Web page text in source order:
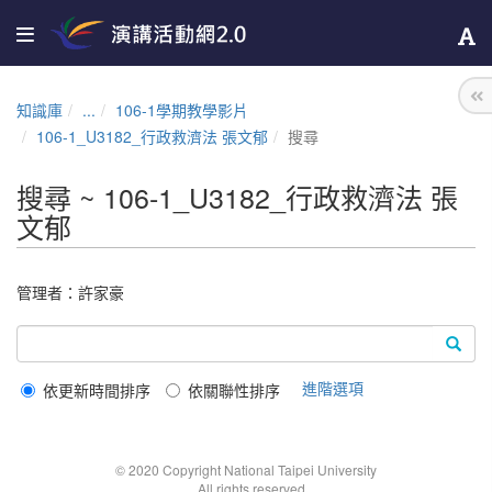
知識庫 ...
106-1學期教學影片
106-1_U3182_行政救濟法 張文郁
搜尋
搜尋 ~ 106-1_U3182_行政救濟法 張
文郁
管理者： 許家豪
依更新時間排序 依關聯性排序 進階選項
© 2020 Copyright National Taipei University